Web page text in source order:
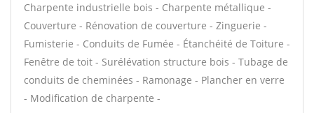
Charpente industrielle bois - Charpente métallique -
Couverture - Rénovation de couverture - Zinguerie -
Fumisterie - Conduits de Fumée - Étanchéité de Toiture -
Fenêtre de toit - Surélévation structure bois - Tubage de
conduits de cheminées - Ramonage - Plancher en verre
- Modification de charpente -